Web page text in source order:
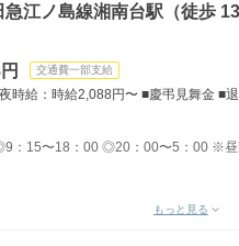
江ノ島線湘南台駅（徒歩 13
交通費一部支給
時給：時給2,088円〜 ■慶弔見舞金 ■
15〜18：00 ◎20：00〜5：00 ※昼
もっと見る